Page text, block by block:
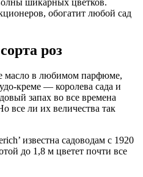
обогатит любой сад
роз
масло в любимом парфюме,
креме — королева сада и
запах во все времена
все ли их величества так
известна садоводам с 1920
до 1,8 м цветет почти все